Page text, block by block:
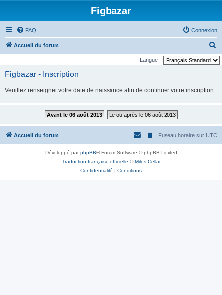
Figbazar
FAQ Connexion
Accueil du forum
e
h
Langue :
Figbazar - Inscription
Veuillez renseigner votre date de naissance afin de continuer votre inscription.
Avant le 06 août 2013 Le ou après le 06 août 2013
Accueil du forum Fuseau horaire sur UTC
Développé parphpBB® Forum Software © phpBB Limited
Traduction française officielle ©Miles Cellar
Confidentialité | Conditions